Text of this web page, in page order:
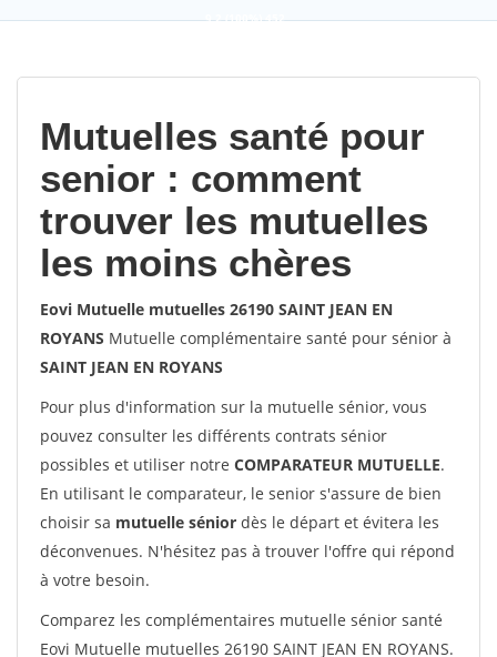
9,2(100%)452
Mutuelles santé pour
senior : comment
trouver les mutuelles
les moins chères
Eovi Mutuelle mutuelles 26190 SAINT JEAN EN
ROYANS Mutuelle complémentaire santé pour sénior à
SAINT JEAN EN ROYANS
Pour plus d'information sur la mutuelle sénior, vous
pouvez consulter les différents contrats sénior
possibles et utiliser notre COMPARATEUR MUTUELLE.
En utilisant le comparateur, le senior s'assure de bien
choisir sa mutuelle sénior dès le départ et évitera les
déconvenues. N'hésitez pas à trouver l'offre qui répond
à votre besoin.
Comparez les complémentaires mutuelle sénior santé
Eovi Mutuelle mutuelles 26190 SAINT JEAN EN ROYANS.